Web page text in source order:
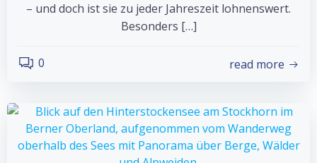
– und doch ist sie zu jeder Jahreszeit lohnenswert.
Besonders […]
0 read more